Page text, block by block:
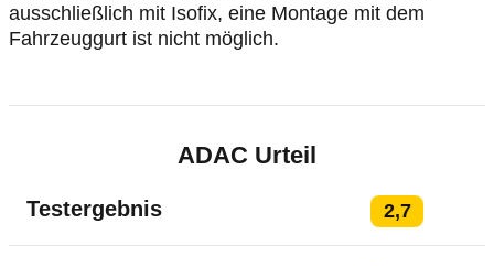
ausschließlich mit Isofix, eine Montage mit dem
Fahrzeuggurt ist nicht möglich.
ADAC Urteil
Testergebnis 2,7